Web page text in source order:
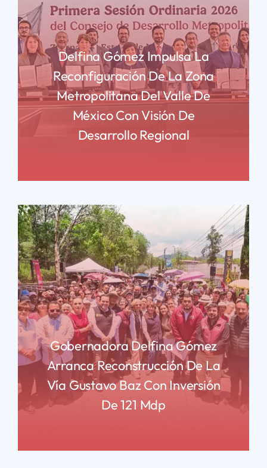
Delfina Gómez Impulsa La
Reconfiguración De La Zona
Metropolitana Del Valle De
México Con Visión De
Desarrollo Regional
Gobernadora Delfina Gómez
Arranca Reconstrucción De La
Vía Gustavo Baz Con Inversión
De 121 Mdp